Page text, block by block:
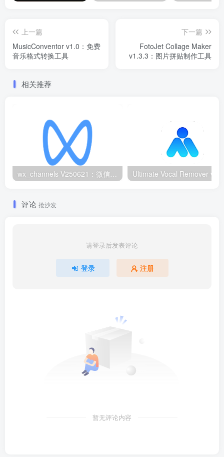
上一篇
MusicConventor v1.0：免费
音乐格式转换工具
下一篇
FotoJet Collage Maker
v1.3.3：图片拼贴制作工具
相关推荐
wx_channels V250621：微信视频号下载工具|支持Win/macOS
评论 抢沙发
请登录后发表评论
登录 注册
暂无评论内容